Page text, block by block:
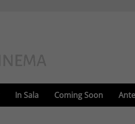
In Sala Coming Soon